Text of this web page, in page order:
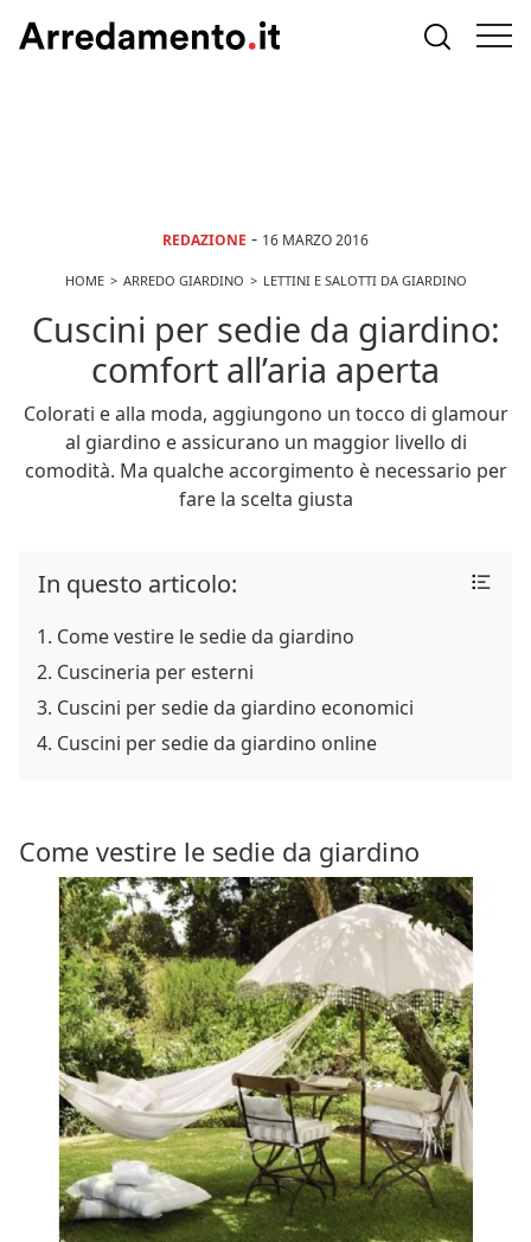
REDAZIONE - 16 MARZO 2016
HOME ARREDO GIARDINO LETTINI E SALOTTI DA GIARDINO
Cuscini per sedie da giardino:
comfort all’aria aperta
Colorati e alla moda, aggiungono un tocco di glamour
al giardino e assicurano un maggior livello di
comodità. Ma qualche accorgimento è necessario per
fare la scelta giusta
In questo articolo:
Come vestire le sedie da giardino
Cuscineria per esterni
Cuscini per sedie da giardino economici
Cuscini per sedie da giardino online
Come vestire le sedie da giardino